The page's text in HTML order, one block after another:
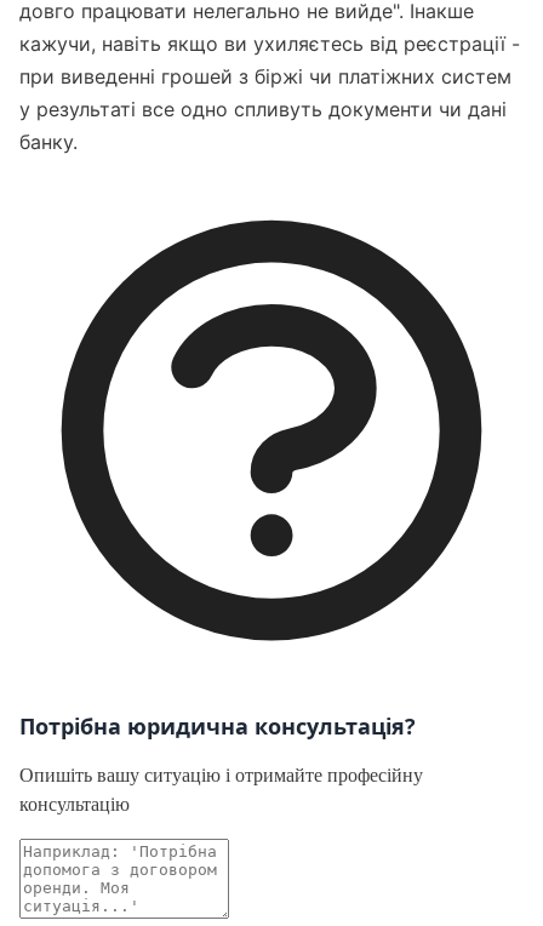
довго працювати нелегально не вийде". Інакше
кажучи, навіть якщо ви ухиляєтесь від реєстрації -
при виведенні грошей з біржі чи платіжних систем
у результаті все одно спливуть документи чи дані
банку.
Потрібна юридична консультація?
Опишіть вашу ситуацію і отримайте професійну
консультацію